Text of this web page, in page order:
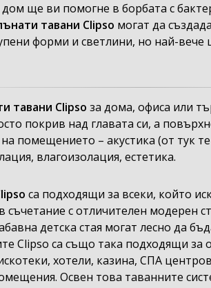
ще ви помогне в борбата с
тавани Clipso могат да
форми и светлини, но най-вече
тавани Clipso за дома, офиса или
покрив над главата си, а
помещението – акустика (от тук
влагоизолация, естетика.
са подходящи за всеки, който
съчетание с отличителен модерен
детска стая могат лесно да
Clipso са също така подходящи за
хотели, казина, СПА
Освен това таванните